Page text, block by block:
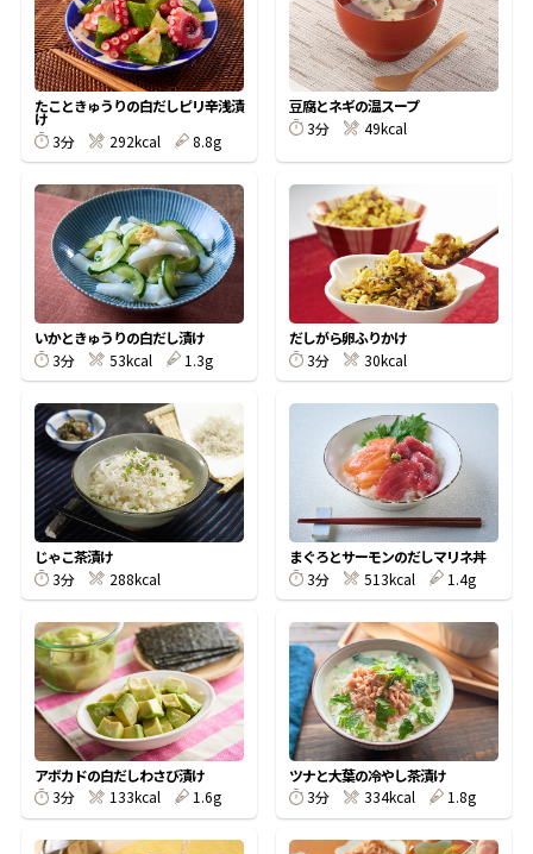
新鮮一番 『氷熟®』
『踊り節』
鰹節屋の
だしパック
だし粉
かつおだしが決め手！簡単茶碗蒸し
たこときゅうりの白だしピリ辛浅漬
け
3分
292kcal 8.8g
豆腐とネギの温スープ
3分
49kcal
いかときゅうりの白だし漬け
3分
53kcal 1.3g
だしがら卵ふりかけ
3分
30kcal
じゃこ茶漬け
3分
288kcal
まぐろとサーモンのだしマリネ丼
3分
513kcal 1.4g
アボカドの白だしわさび漬け
3分
133kcal 1.6g
ツナと大葉の冷やし茶漬け
3分
334kcal 1.8g